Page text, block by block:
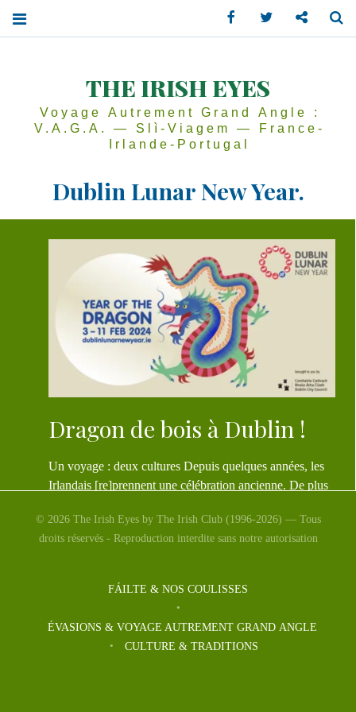
THE IRISH EYES
Voyage Autrement Grand Angle :
V.A.G.A. — Slì-Viagem — France-
Irlande-Portugal
Dublin Lunar New Year.
Dragon de bois à Dublin !
Un voyage : deux cultures Depuis quelques années, les
Irlandais [re]prennent une célébration ancienne. De plus
© 2026 The Irish Eyes by The Irish Club (1996-2026) — Tous
droits réservés - Reproduction interdite sans notre autorisation
FÁILTE & NOS COULISSES
ÉVASIONS & VOYAGE AUTREMENT GRAND ANGLE
CULTURE & TRADITIONS
Facebook Twitter